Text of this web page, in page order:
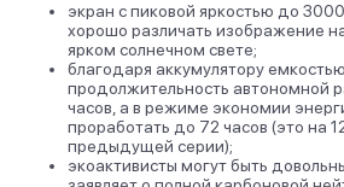
экран с пиковой яркостью до
хорошо различать изображение
ярком солнечном свете;
благодаря аккумулятору
продолжительность автономной
часов, а в режиме экономии
проработать до 72 часов (это на
предыдущей серии);
экоактивисты могут быть